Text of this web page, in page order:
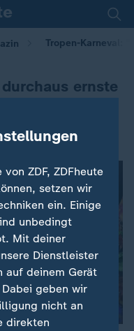
Tropen-Karneval:
ernste
ZDF, ZDFheute
setzen wir
ein. Einige
unbedingt
Mit deiner
Dienstleister
auf deinem Gerät
geben wir
nicht an
direkten